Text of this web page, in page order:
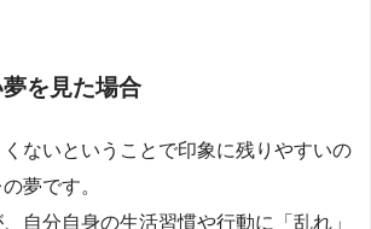
夢を見た場合
ないということで印象に残りやすいの
夢です。
自分自身の生活習慣や行動に「乱れ」